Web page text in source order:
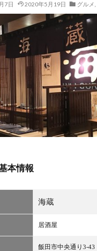
7日 2020年5月19日 グルメ,
本情報
海蔵
居酒屋
飯田市中央通り3‐43